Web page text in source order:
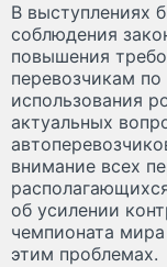
В выступлениях
соблюдения
повышения
перевозчикам
использования
актуальных
внимание всех
об усилении
чемпионата
этим проблемах.